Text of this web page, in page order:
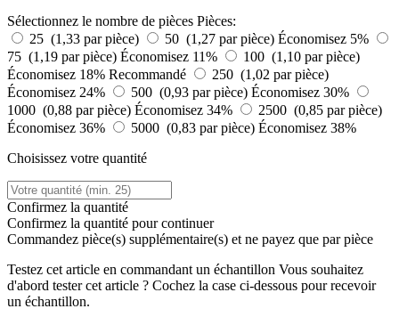
Sélectionnez le nombre de pièces Pièces:
25 (1,33 par pièce)
50 (1,27 par pièce) Économisez 5%
75 (1,19 par pièce) Économisez 11%
100 (1,10 par pièce)
Économisez 18% Recommandé
250 (1,02 par pièce)
Économisez 24%
500 (0,93 par pièce) Économisez 30%
1000 (0,88 par pièce) Économisez 34%
2500 (0,85 par pièce)
Économisez 36%
5000 (0,83 par pièce) Économisez 38%
Choisissez votre quantité
Confirmez la quantité
Confirmez la quantité pour continuer
Commandez pièce(s) supplémentaire(s) et ne payez que par pièce
Testez cet article en commandant un échantillon Vous souhaitez
d'abord tester cet article ? Cochez la case ci-dessous pour recevoir
un échantillon.